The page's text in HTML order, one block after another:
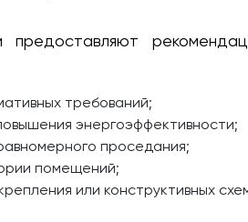
предоставляют
требований;
энергоэффективности;
проседания;
помещений;
или конструктивных